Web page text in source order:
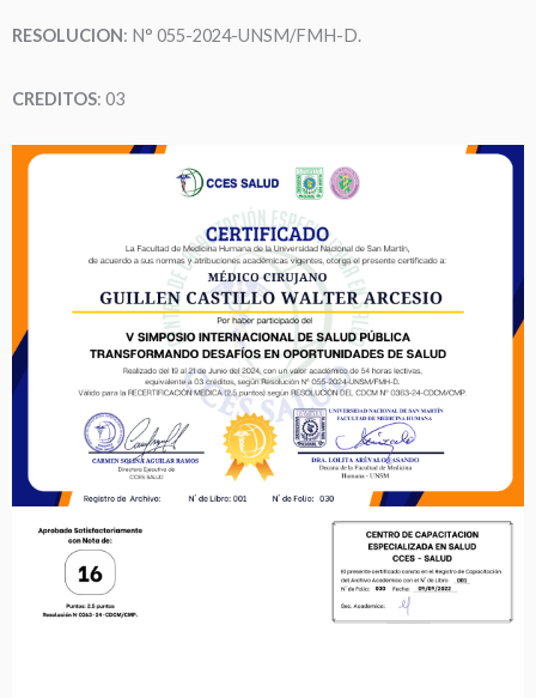
RESOLUCION: N° 055-2024-UNSM/FMH-D.
CREDITOS: 03